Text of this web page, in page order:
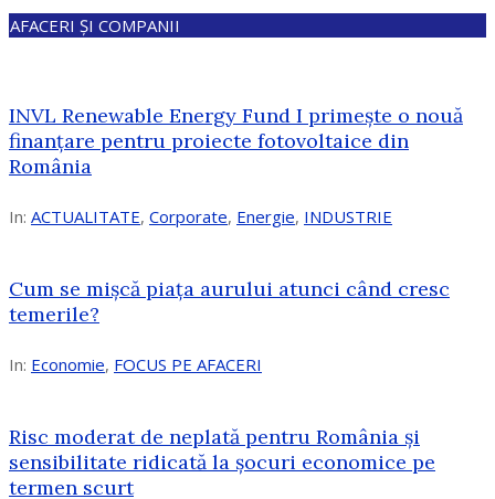
AFACERI ȘI COMPANII
INVL Renewable Energy Fund I primește o nouă
finanțare pentru proiecte fotovoltaice din
România
In: ACTUALITATE, Corporate, Energie, INDUSTRIE
Cum se mișcă piața aurului atunci când cresc
temerile?
In: Economie, FOCUS PE AFACERI
Risc moderat de neplată pentru România și
sensibilitate ridicată la șocuri economice pe
termen scurt